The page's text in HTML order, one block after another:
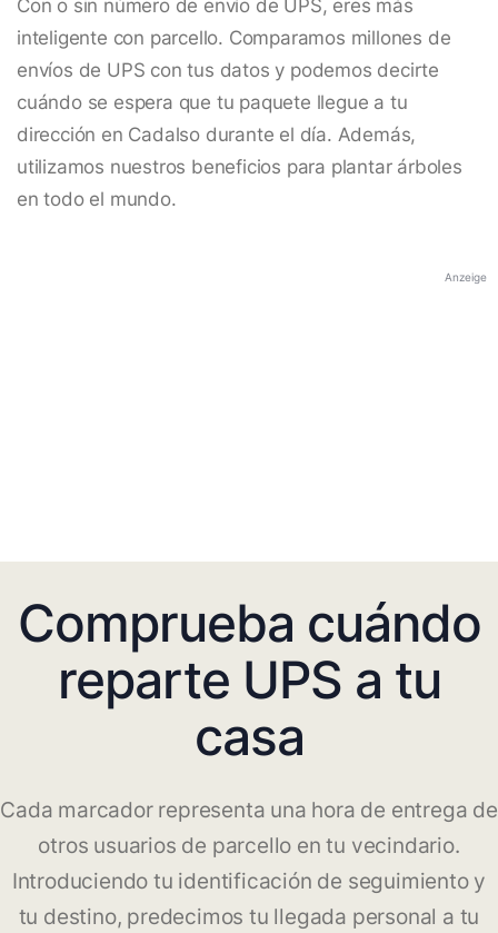
Con o sin número de envío de UPS, eres más
inteligente con parcello. Comparamos millones de
envíos de UPS con tus datos y podemos decirte
cuándo se espera que tu paquete llegue a tu
dirección en Cadalso durante el día. Además,
utilizamos nuestros beneficios para plantar árboles
en todo el mundo.
Anzeige
Comprueba cuándo
reparte UPS a tu
casa
Cada marcador representa una hora de entrega de
otros usuarios de parcello en tu vecindario.
Introduciendo tu identificación de seguimiento y
tu destino, predecimos tu llegada personal a tu